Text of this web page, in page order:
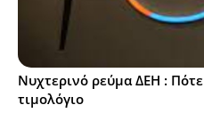
Νυχτερινό ρεύμα ΔΕΗ : Πότε
τιμολόγιο